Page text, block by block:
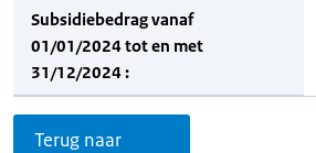
Subsidiebedrag vanaf
01/01/2024 tot en met
31/12/2024 :
Terug naar